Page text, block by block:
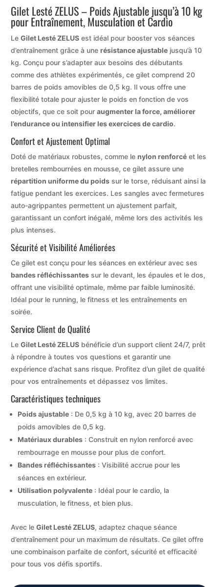
Gilet Lesté ZELUS – Poids Ajustable jusqu’à 10 kg
pour Entraînement, Musculation et Cardio
LeGilet Lesté ZELUS est idéal pour booster vos séances
d’entraînement grâce à unerésistance ajustable jusqu’à 10
kg. Conçu pour s’adapter aux besoins des débutants
comme des athlètes expérimentés, ce gilet comprend 20
barres de poids amovibles de 0,5 kg. Il vous offre une
flexibilité totale pour ajuster le poids en fonction de vos
objectifs, que ce soit pouraugmenter la force, améliorer
l’endurance ou intensifier les exercices de cardio.
Confort et Ajustement Optimal
Doté de matériaux robustes, comme lenylon renforcé et les
bretelles rembourrées en mousse, ce gilet assure une
répartition uniforme du poids sur le torse, réduisant ainsi la
fatigue pendant les exercices. Les sangles avec fermetures
auto-agrippantes permettent un ajustement parfait,
garantissant un confort inégalé, même lors des activités les
plus intenses.
Sécurité et Visibilité Améliorées
Ce gilet est conçu pour les séances en extérieur avec ses
bandes réfléchissantes sur le devant, les épaules et le dos,
offrant une visibilité optimale, même par faible luminosité.
Idéal pour le running, le fitness et les entraînements en
soirée.
Service Client de Qualité
LeGilet Lesté ZELUS bénéficie d’un support client 24/7, prêt
à répondre à toutes vos questions et garantir une
expérience d’achat sans risque. Profitez d’un gilet de qualité
pour vos entraînements et dépassez vos limites.
Caractéristiques techniques
Poids ajustable : De 0,5 kg à 10 kg, avec 20 barres de
poids amovibles de 0,5 kg.
Matériaux durables : Construit en nylon renforcé avec
rembourrage en mousse pour plus de confort.
Bandes réfléchissantes : Visibilité accrue pour les
séances en extérieur.
Utilisation polyvalente : Idéal pour le cardio, la
musculation, le fitness, et bien plus.
Avec leGilet Lesté ZELUS, adaptez chaque séance
d’entraînement pour un maximum de résultats. Ce gilet offre
une combinaison parfaite de confort, sécurité et efficacité
pour tous vos défis sportifs.